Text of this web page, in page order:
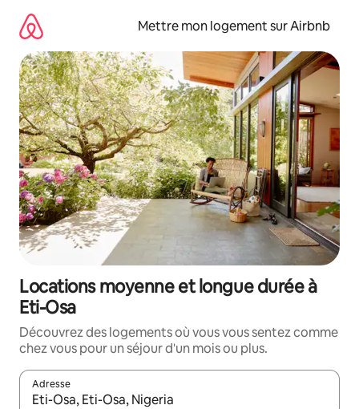
directement
contenu
Mettre mon logement sur Airbnb
Locations moyenne et longue durée à
Eti-Osa
Découvrez des logements où vous vous sentez comme
chez vous pour un séjour d'un mois ou plus.
Adresse
Lorsque les résultats s'affichent, utilisez les flèches vers le